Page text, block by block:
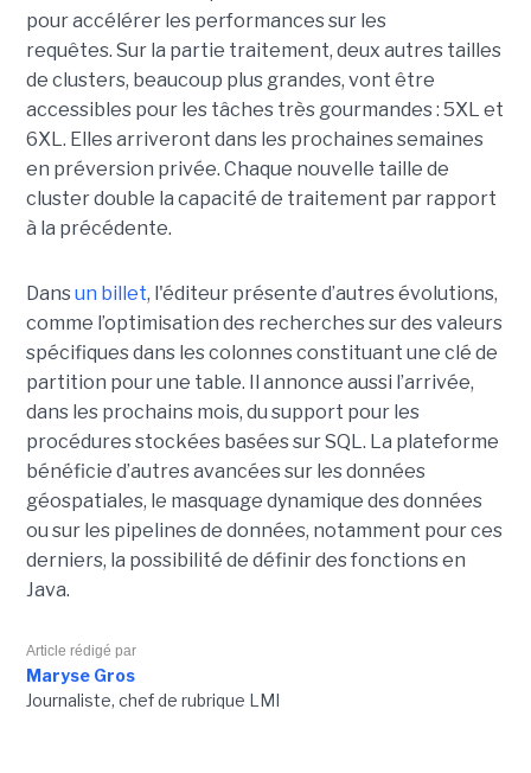
pour accélérer les performances sur les
requêtes. Sur la partie traitement, deux autres tailles
de clusters, beaucoup plus grandes, vont être
accessibles pour les tâches très gourmandes : 5XL et
6XL. Elles arriveront dans les prochaines semaines
en préversion privée. Chaque nouvelle taille de
cluster double la capacité de traitement par rapport
à la précédente.
Dansun billet, l'éditeur présente d’autres évolutions,
comme l’optimisation des recherches sur des valeurs
spécifiques dans les colonnes constituant une clé de
partition pour une table. Il annonce aussi l’arrivée,
dans les prochains mois, du support pour les
procédures stockées basées sur SQL. La plateforme
bénéficie d’autres avancées sur les données
géospatiales, le masquage dynamique des données
ou sur les pipelines de données, notamment pour ces
derniers, la possibilité de définir des fonctions en
Java.
Article rédigé par
Maryse Gros
Journaliste, chef de rubrique LMI